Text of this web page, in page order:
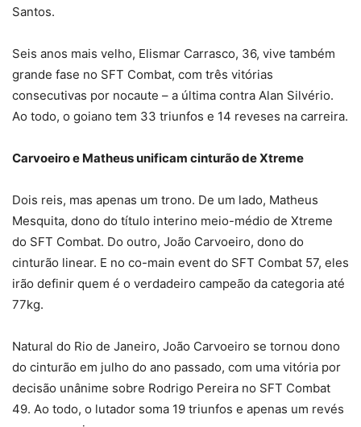
Santos.
Seis anos mais velho, Elismar Carrasco, 36, vive também
grande fase no SFT Combat, com três vitórias
consecutivas por nocaute – a última contra Alan Silvério.
Ao todo, o goiano tem 33 triunfos e 14 reveses na carreira.
Carvoeiro e Matheus unificam cinturão de Xtreme
Dois reis, mas apenas um trono. De um lado, Matheus
Mesquita, dono do título interino meio-médio de Xtreme
do SFT Combat. Do outro, João Carvoeiro, dono do
cinturão linear. E no co-main event do SFT Combat 57, eles
irão definir quem é o verdadeiro campeão da categoria até
77kg.
Natural do Rio de Janeiro, João Carvoeiro se tornou dono
do cinturão em julho do ano passado, com uma vitória por
decisão unânime sobre Rodrigo Pereira no SFT Combat
49. Ao todo, o lutador soma 19 triunfos e apenas um revés